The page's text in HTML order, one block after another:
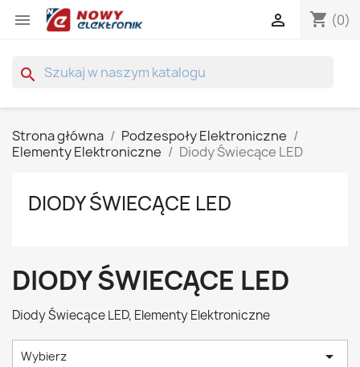
 shopping_cart (0)

search
Strona główna
Podzespoły Elektroniczne
Elementy Elektroniczne
Diody Świecące LED
DIODY ŚWIECĄCE LED
DIODY ŚWIECĄCE LED
Diody Świecące LED, Elementy Elektroniczne
Wybierz 